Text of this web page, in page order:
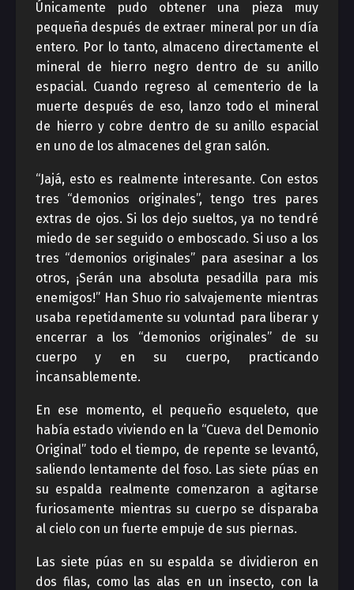
Únicamente pudo obtener una pieza muy
pequeña después de extraer mineral por un día
entero. Por lo tanto, almaceno directamente el
mineral de hierro negro dentro de su anillo
espacial. Cuando regreso al cementerio de la
muerte después de eso, lanzo todo el mineral
de hierro y cobre dentro de su anillo espacial
en uno de los almacenes del gran salón.
“Jajá, esto es realmente interesante. Con estos
tres “demonios originales”, tengo tres pares
extras de ojos. Si los dejo sueltos, ya no tendré
miedo de ser seguido o emboscado. Si uso a los
tres “demonios originales” para asesinar a los
otros, ¡Serán una absoluta pesadilla para mis
enemigos!” Han Shuo rio salvajemente mientras
usaba repetidamente su voluntad para liberar y
encerrar a los “demonios originales” de su
cuerpo y en su cuerpo, practicando
incansablemente.
En ese momento, el pequeño esqueleto, que
había estado viviendo en la “Cueva del Demonio
Original” todo el tiempo, de repente se levantó,
saliendo lentamente del foso. Las siete púas en
su espalda realmente comenzaron a agitarse
furiosamente mientras su cuerpo se disparaba
al cielo con un fuerte empuje de sus piernas.
Las siete púas en su espalda se dividieron en
dos filas, como las alas en un insecto, con la